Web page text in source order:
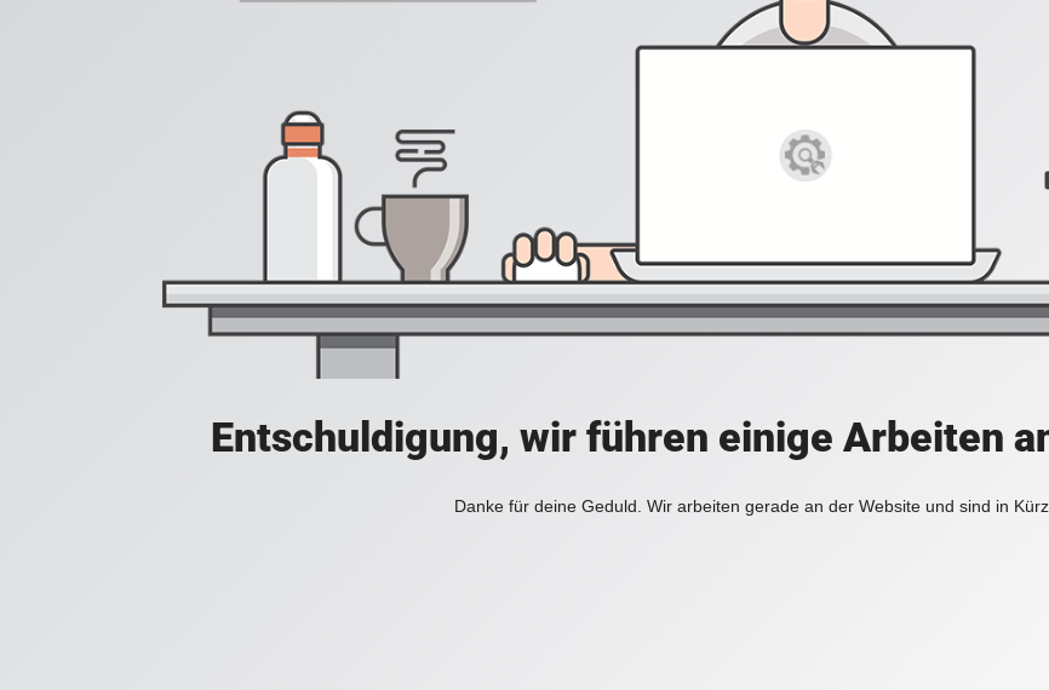
Entschuldigung, wir führen einige Arbeiten
Danke für deine Geduld. Wir arbeiten gerade an der Website und sind in